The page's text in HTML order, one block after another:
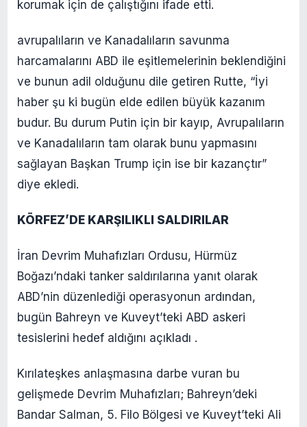
korumak için de çalıştığını ifade etti.
avrupalıların ve Kanadalıların savunma
harcamalarını ABD ile eşitlemelerinin beklendiğini
ve bunun adil olduğunu dile getiren Rutte, “İyi
haber şu ki bugün elde edilen büyük kazanım
budur. Bu durum Putin için bir kayıp, Avrupalıların
ve Kanadalıların tam olarak bunu yapmasını
sağlayan Başkan Trump için ise bir kazançtır”
diye ekledi.
KÖRFEZ’DE KARŞILIKLI SALDIRILAR
İran Devrim Muhafızları Ordusu, Hürmüz
Boğazı’ndaki tanker saldırılarına yanıt olarak
ABD’nin düzenlediği operasyonun ardından,
bugün Bahreyn ve Kuveyt’teki ABD askeri
tesislerini hedef aldığını açıkladı .
Kırılateşkes anlaşmasına darbe vuran bu
gelişmede Devrim Muhafızları; Bahreyn’deki
Bandar Salman, 5. Filo Bölgesi ve Kuveyt’teki Ali